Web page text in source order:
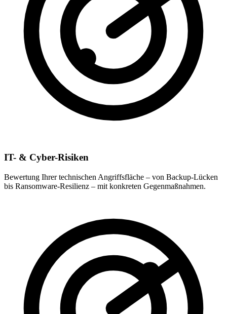
IT- & Cyber-Risiken
Bewertung Ihrer technischen Angriffsfläche – von Backup-Lücken
bis Ransomware-Resilienz – mit konkreten Gegenmaßnahmen.